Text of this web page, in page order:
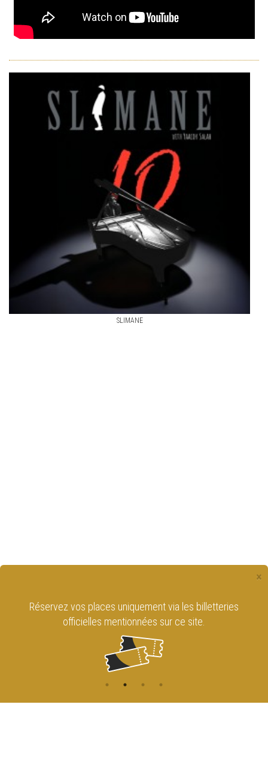
SLIMANE
×
Réservez vos places uniquement via les billetteries
officielles mentionnées sur ce site.